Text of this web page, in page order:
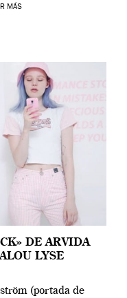
MÁS
DE ARVIDA
LYSE
(portada de